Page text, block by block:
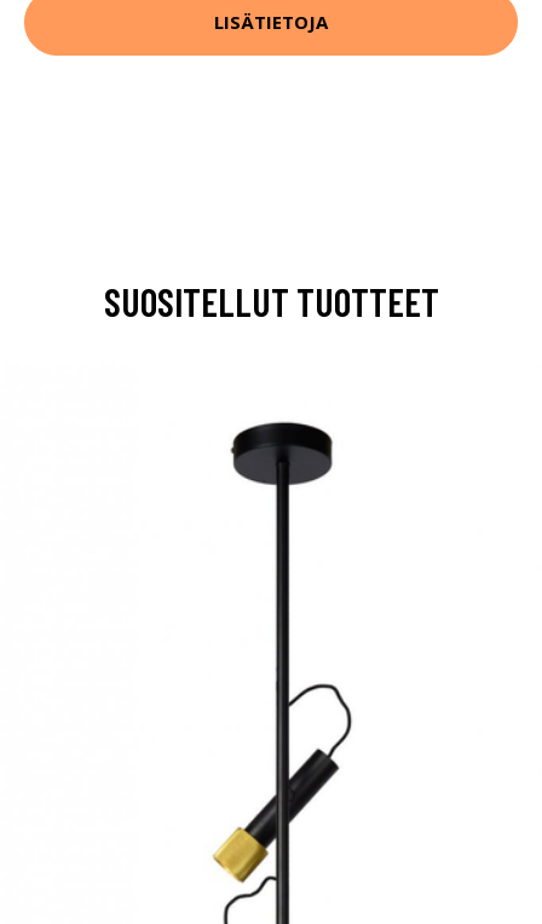
LISÄTIETOJA
SUOSITELLUT TUOTTEET